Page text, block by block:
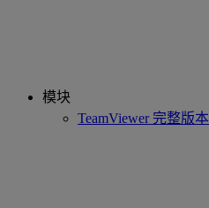
模块
TeamViewer 完整版本